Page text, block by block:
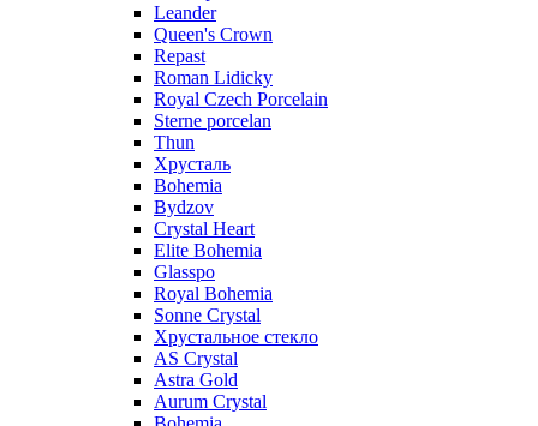
Leander
Queen's Crown
Repast
Roman Lidicky
Royal Czech Porcelain
Sterne porcelan
Thun
Хрусталь
Bohemia
Bydzov
Crystal Heart
Elite Bohemia
Glasspo
Royal Bohemia
Sonne Crystal
Хрустальное стекло
AS Crystal
Astra Gold
Aurum Crystal